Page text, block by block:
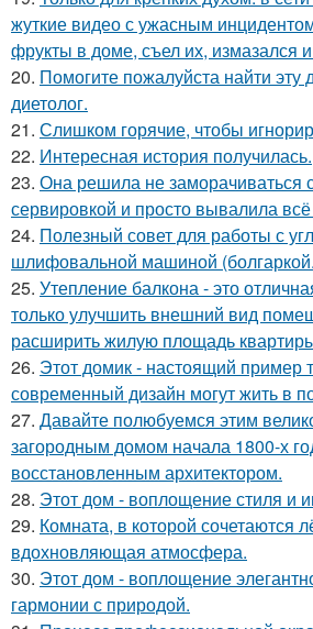
жуткие видео с ужасным
фрукты в доме, съел их, измазался
20. Помогите пожалуйста найти эту
диетолог.
21. Слишком горячие, чтобы
22. Интересная история получилась.
23. Она решила не заморачиваться
сервировкой и просто вывалила всё
24. Полезный совет для работы с
шлифовальной машиной (болгаркой.
25. Утепление балкона - это
только улучшить внешний вид
расширить жилую площадь
26. Этот домик - настоящий пример
современный дизайн могут жить в
27. Давайте полюбуемся этим
загородным домом начала 1800-х
восстановленным архитектором.
28. Этот дом - воплощение стиля и
29. Комната, в которой сочетаются
вдохновляющая атмосфера.
30. Этот дом - воплощение
гармонии с природой.